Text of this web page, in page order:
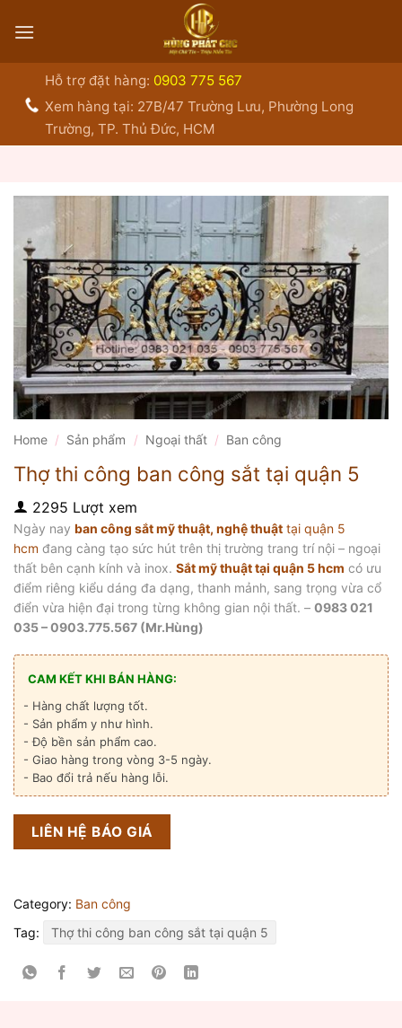
qua
Hỗ trợ đặt hàng: 0903 775 567
Xem hàng tại: 27B/47 Trường Lưu, Phường Long
Trường, TP. Thủ Đức, HCM
Home / Sản phẩm / Ngoại thất / Ban công
Thợ thi công ban công sắt tại quận 5
2295 Lượt xem
Ngày nay ban công sắt mỹ thuật, nghệ thuật tại quận 5
hcm đang càng tạo sức hút trên thị trường trang trí nội – ngoại
thất bên cạnh kính và inox. Sắt mỹ thuật tại quận 5 hcm có ưu
điểm riêng kiểu dáng đa dạng, thanh mảnh, sang trọng vừa cổ
điển vừa hiện đại trong từng không gian nội thất. – 0983 021
035 – 0903.775.567 (Mr.Hùng)
CAM KẾT KHI BÁN HÀNG:
- Hàng chất lượng tốt.
- Sản phẩm y như hình.
- Độ bền sản phẩm cao.
- Giao hàng trong vòng 3-5 ngày.
- Bao đổi trả nếu hàng lỗi.
LIÊN HỆ BÁO GIÁ
Category: Ban công
Tag:
Thợ thi công ban công sắt tại quận 5